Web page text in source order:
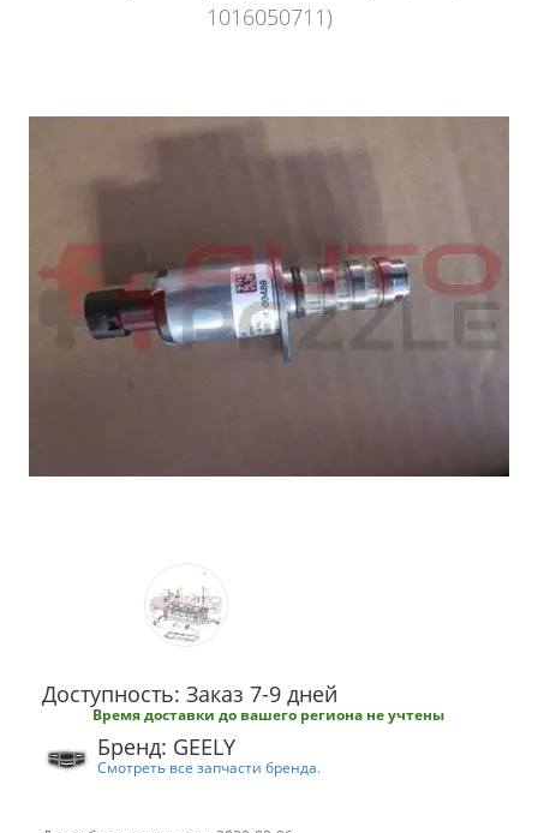
1016050711)
Доступность: Заказ 7-9 дней
Время доставки до вашего региона не учтены
Бренд: GEELY
Смотреть все запчасти бренда.